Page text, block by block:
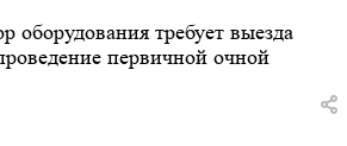
оборудования требует выезда
первичной очной